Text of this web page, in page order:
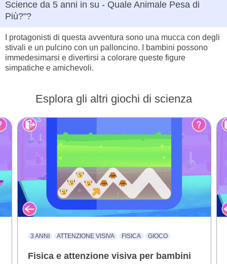
Science da 5 anni in su - Quale Animale Pesa di
Più?"?
I protagonisti di questa avventura sono una mucca con degli
stivali e un pulcino con un palloncino. I bambini possono
immedesimarsi e divertirsi a colorare queste figure
simpatiche e amichevoli.
Esplora gli altri giochi di scienza
3 ANNI ATTENZIONE VISIVA FISICA GIOCO
Fisica e attenzione visiva per bambini